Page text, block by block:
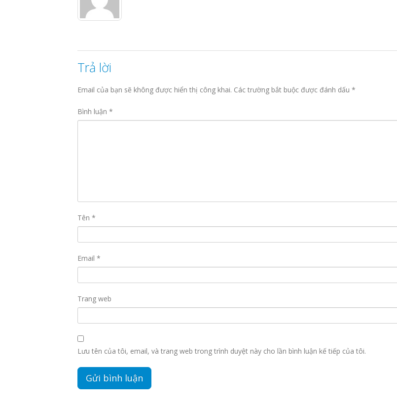
Trả lời
Email của bạn sẽ không được hiển thị công khai. Các trường bắt buộc được đánh dấu *
Bình luận *
Tên *
Email *
Trang web
Lưu tên của tôi, email, và trang web trong trình duyệt này cho lần bình luận kế tiếp của tôi.